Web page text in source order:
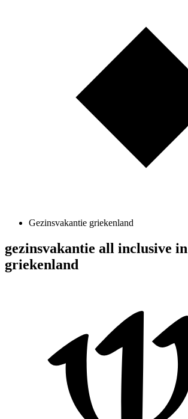
Gezinsvakantie griekenland
gezinsvakantie all inclusive in
griekenland